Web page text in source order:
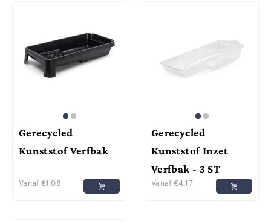
Gerecycled
Kunststof Verfbak
Vanaf €1,08
Gerecycled
Kunststof Inzet
Verfbak - 3 ST
Vanaf €4,17